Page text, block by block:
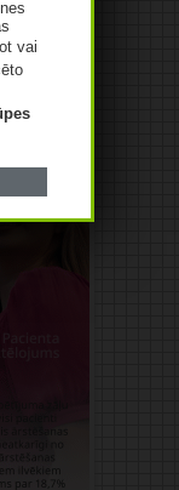
vai